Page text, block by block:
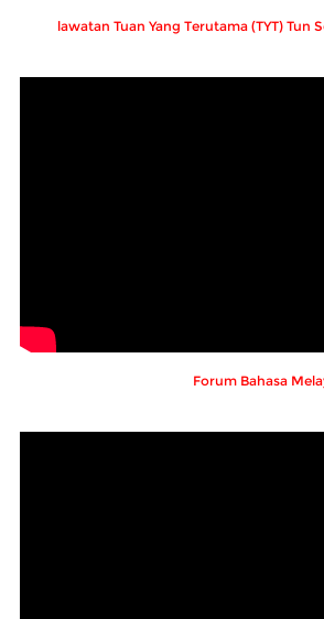
lawatan Tuan Yang Terutama (TYT) Tun
Forum Bahasa